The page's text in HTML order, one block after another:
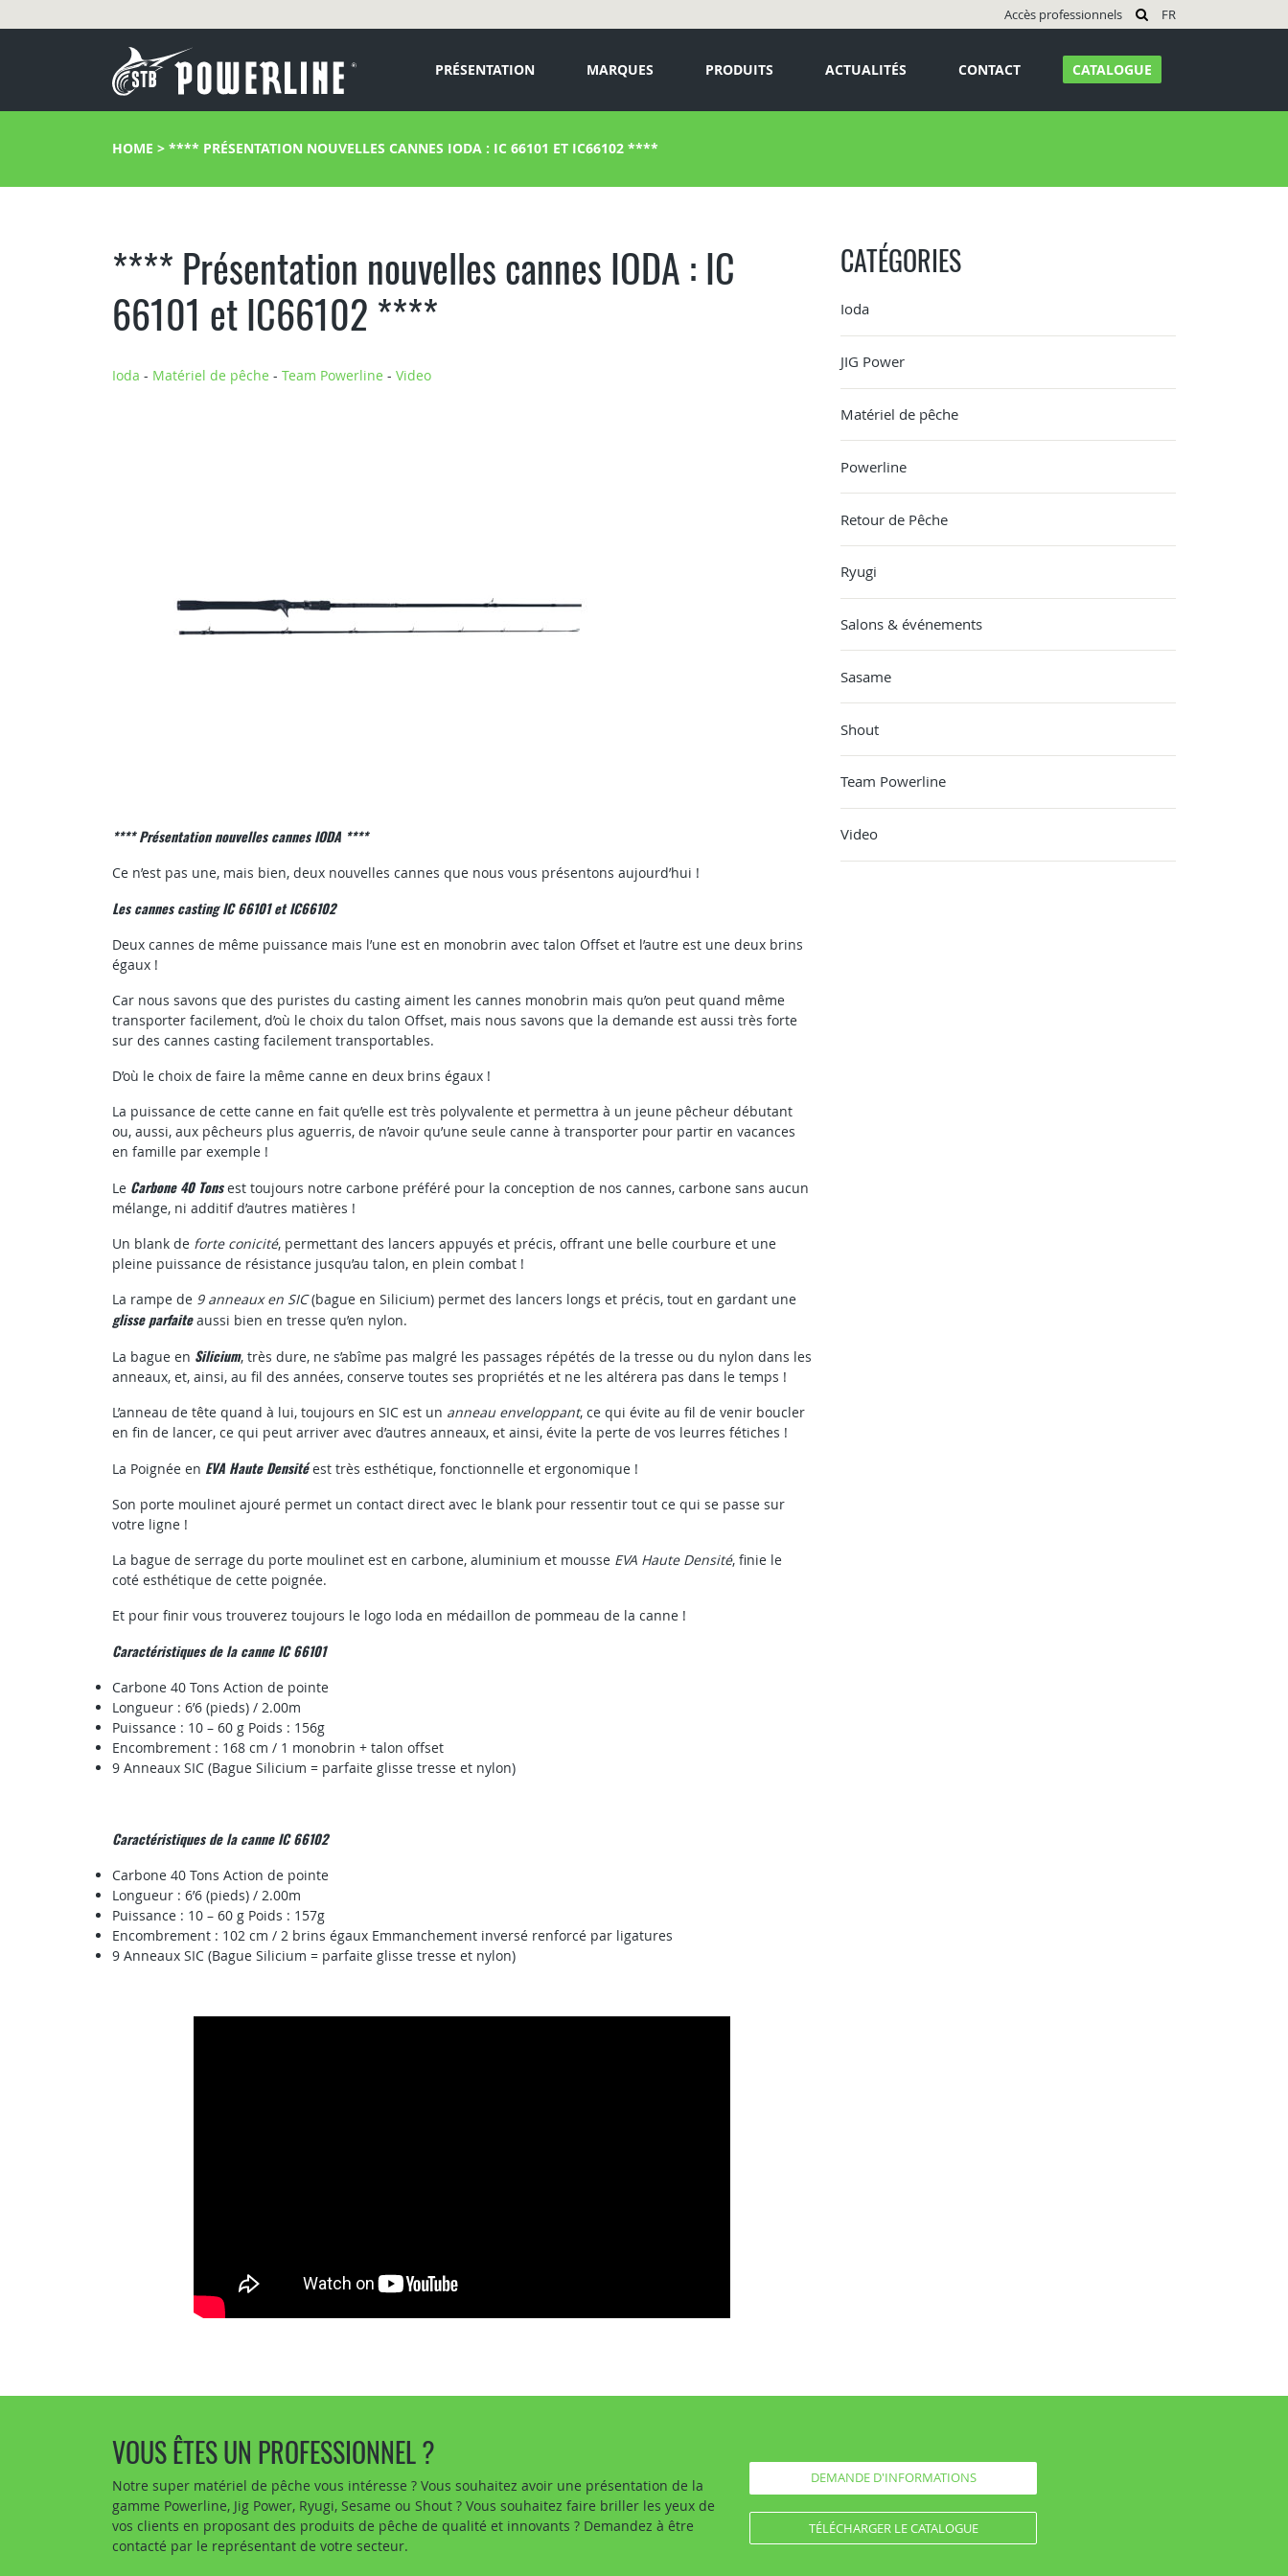
Accès professionnels FR
PRÉSENTATION MARQUES PRODUITS ACTUALITÉS CONTACT CATALOGUE
HOME > **** PRÉSENTATION NOUVELLES CANNES IODA : IC 66101 ET IC66102 ****
**** Présentation nouvelles cannes IODA : IC
66101 et IC66102 ****
Ioda - Matériel de pêche - Team Powerline - Video
**** Présentation nouvelles cannes IODA ****
Ce n’est pas une, mais bien, deux nouvelles cannes que nous vous présentons aujourd’hui !
Les cannes casting IC 66101 et IC66102
Deux cannes de même puissance mais l’une est en monobrin avec talon Offset et l’autre est une deux brins
égaux !
Car nous savons que des puristes du casting aiment les cannes monobrin mais qu’on peut quand même
transporter facilement, d’où le choix du talon Offset, mais nous savons que la demande est aussi très forte
sur des cannes casting facilement transportables.
D’où le choix de faire la même canne en deux brins égaux !
La puissance de cette canne en fait qu’elle est très polyvalente et permettra à un jeune pêcheur débutant
ou, aussi, aux pêcheurs plus aguerris, de n’avoir qu’une seule canne à transporter pour partir en vacances
en famille par exemple !
Le Carbone 40 Tonsest toujours notre carbone préféré pour la conception de nos cannes, carbone sans aucun
mélange, ni additif d’autres matières !
Un blank de forte conicité, permettant des lancers appuyés et précis, offrant une belle courbure et une
pleine puissance de résistance jusqu’au talon, en plein combat !
La rampe de 9 anneaux en SIC(bague en Silicium) permet des lancers longs et précis, tout en gardant une
glisse parfaiteaussi bien en tresse qu’en nylon.
La bague en Silicium, très dure, ne s’abîme pas malgré les passages répétés de la tresse ou du nylon dans les
anneaux, et, ainsi, au fil des années, conserve toutes ses propriétés et ne les altérera pas dans le temps !
L’anneau de tête quand à lui, toujours en SIC est un anneau enveloppant, ce qui évite au fil de venir boucler
en fin de lancer, ce qui peut arriver avec d’autres anneaux, et ainsi, évite la perte de vos leurres fétiches !
La Poignée en EVA Haute Densitéest très esthétique, fonctionnelle et ergonomique !
Son porte moulinet ajouré permet un contact direct avec le blank pour ressentir tout ce qui se passe sur
votre ligne !
La bague de serrage du porte moulinet est en carbone, aluminium et mousse EVA Haute Densité, finie le
coté esthétique de cette poignée.
Et pour finir vous trouverez toujours le logo Ioda en médaillon de pommeau de la canne !
Caractéristiques de la canne IC 66101
Carbone 40 Tons Action de pointe
Longueur : 6’6 (pieds) / 2.00m
Puissance : 10 – 60 g Poids : 156g
Encombrement : 168 cm / 1 monobrin + talon offset
9 Anneaux SIC (Bague Silicium = parfaite glisse tresse et nylon)
Caractéristiques de la canne IC 66102
Carbone 40 Tons Action de pointe
Longueur : 6’6 (pieds) / 2.00m
Puissance : 10 – 60 g Poids : 157g
Encombrement : 102 cm / 2 brins égaux Emmanchement inversé renforcé par ligatures
9 Anneaux SIC (Bague Silicium = parfaite glisse tresse et nylon)
CATÉGORIES
Ioda
JIG Power
Matériel de pêche
Powerline
Retour de Pêche
Ryugi
Salons & événements
Sasame
Shout
Team Powerline
Video
VOUS ÊTES UN PROFESSIONNEL ?
Notre super matériel de pêche vous intéresse ? Vous souhaitez avoir une présentation de la
gamme Powerline, Jig Power, Ryugi, Sesame ou Shout ? Vous souhaitez faire briller les yeux de
vos clients en proposant des produits de pêche de qualité et innovants ? Demandez à être
contacté par le représentant de votre secteur.
DEMANDE D'INFORMATIONS
TÉLÉCHARGER LE CATALOGUE